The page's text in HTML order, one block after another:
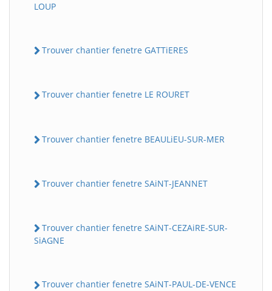
LOUP
Trouver chantier fenetre GATTiERES
Trouver chantier fenetre LE ROURET
Trouver chantier fenetre BEAULiEU-SUR-MER
Trouver chantier fenetre SAiNT-JEANNET
Trouver chantier fenetre SAiNT-CEZAiRE-SUR-
SiAGNE
Trouver chantier fenetre SAiNT-PAUL-DE-VENCE